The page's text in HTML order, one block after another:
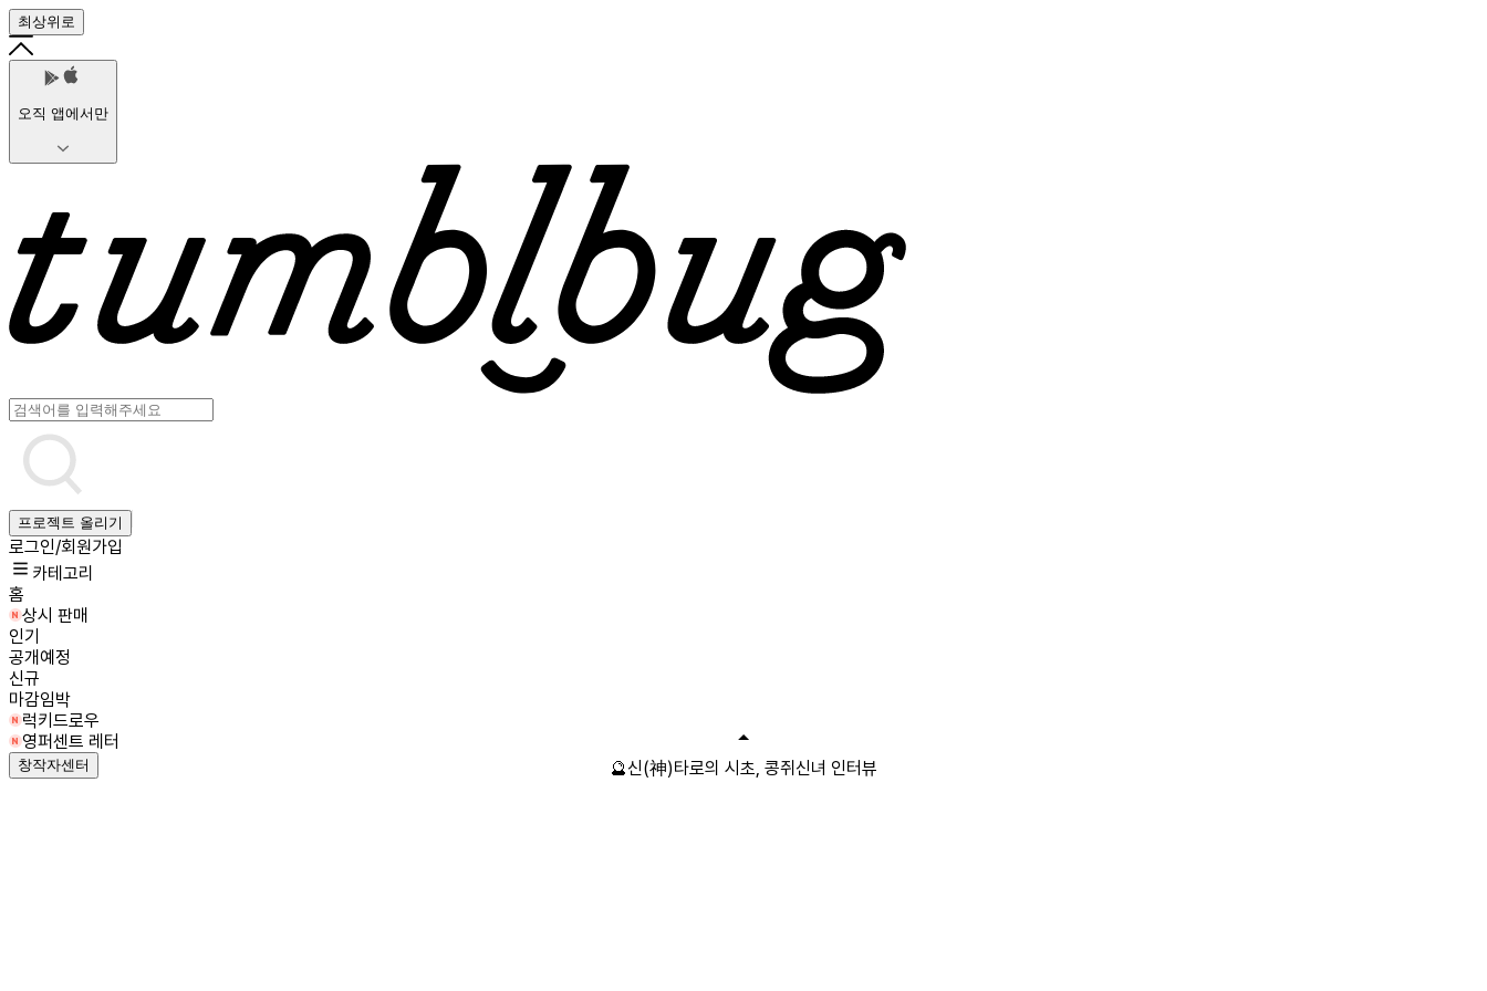
최상위로
오직 앱에서만
프로젝트 올리기
로그인/회원가입
카테고리
홈
상시 판매
인기
공개예정
신규
마감임박
럭키드로우
영퍼센트 레터
창작자센터 🔮신(神)타로의 시초, 콩쥐신녀 인터뷰